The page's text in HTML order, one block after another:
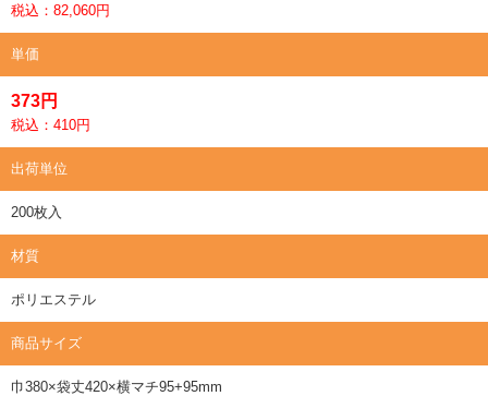
税込：82,060円
単価
373円
税込：410円
出荷単位
200枚入
材質
ポリエステル
商品サイズ
巾380×袋丈420×横マチ95+95mm